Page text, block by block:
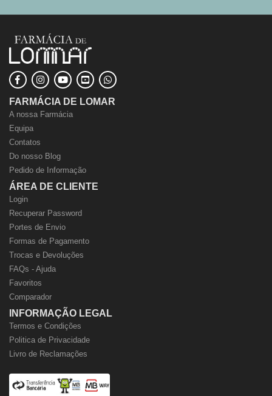
FARMÁCIA DE LOMAR
A nossa Farmácia
Equipa
Contatos
Do nosso Blog
Pedido de Informação
ÁREA DE CLIENTE
Login
Recuperar Password
Portes de Envio
Formas de Pagamento
Trocas e Devoluções
FAQs - Ajuda
Favoritos
Comparador
INFORMAÇÃO LEGAL
Termos e Condições
Politica de Privacidade
Livro de Reclamações